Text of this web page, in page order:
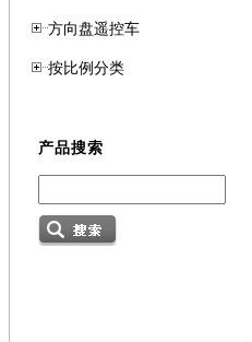
方向盘遥控车
按比例分类
产品搜索